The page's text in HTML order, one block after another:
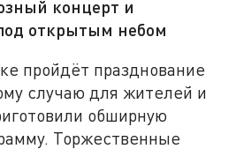
концерт и
открытым небом
пройдёт празднование
случаю для жителей и
обширную
Торжественные